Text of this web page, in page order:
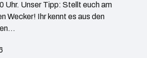
Uhr. Unser Tipp: Stellt euch am
Wecker! Ihr kennt es aus den